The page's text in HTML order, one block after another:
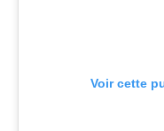
Voir cette